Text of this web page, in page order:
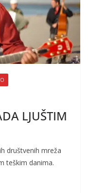
LJUŠTIM
društvenih mreža
teškim danima.